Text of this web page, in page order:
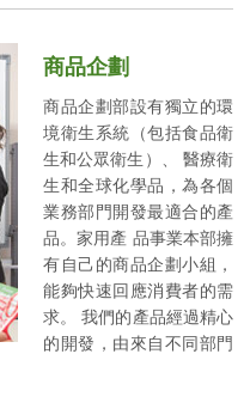
商品企劃
商品企劃部設有獨立的環
境衛生系統（包括食品衛
生和公眾衛生）、 醫療衛
生和全球化學品，為各個
業務部門開發最適合的產
品。家用產 品事業本部擁
有自己的商品企劃小組，
能夠快速回應消費者的需
求。 我們的產品經過精心
的開發，由來自不同部門